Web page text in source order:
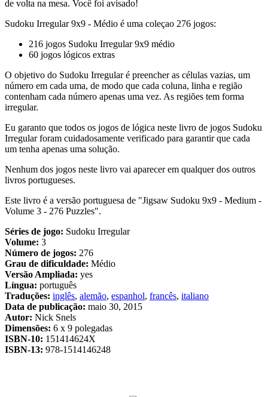
de volta na mesa. Você foi avisado!
Sudoku Irregular 9x9 - Médio é uma coleçao 276 jogos:
216 jogos Sudoku Irregular 9x9 médio
60 jogos lógicos extras
O objetivo do Sudoku Irregular é preencher as células vazias, um
número em cada uma, de modo que cada coluna, linha e região
contenham cada número apenas uma vez. As regiões tem forma
irregular.
Eu garanto que todos os jogos de lógica neste livro de jogos Sudoku
Irregular foram cuidadosamente verificado para garantir que cada
um tenha apenas uma solução.
Nenhum dos jogos neste livro vai aparecer em qualquer dos outros
livros portugueses.
Este livro é a versão portuguesa de "Jigsaw Sudoku 9x9 - Medium -
Volume 3 - 276 Puzzles".
Séries de jogo: Sudoku Irregular
Volume: 3
Número de jogos: 276
Grau de dificuldade: Médio
Versão Ampliada: yes
Língua: português
Traduções: inglês, alemão, espanhol, francês, italiano
Data de publicação: maio 30, 2015
Autor: Nick Snels
Dimensões: 6 x 9 polegadas
ISBN-10: 151414624X
ISBN-13: 978-1514146248